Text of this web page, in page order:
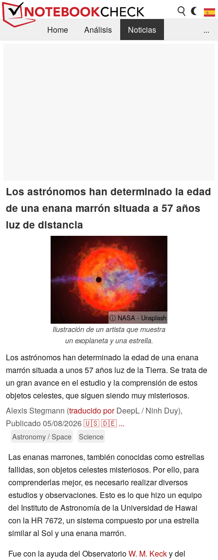
Home Análisis
Noticias
...
Los astrónomos han determinado la edad
de una enana marrón situada a 57 años
luz de distancia
ⓘ NASA - Unsplash
Ilustración de un artista que muestra
un exoplaneta y una estrella.
Los astrónomos han determinado la edad de una enana
marrón situada a unos 57 años luz de la Tierra. Se trata de
un gran avance en el estudio y la comprensión de estos
objetos celestes, que siguen siendo muy misteriosos.
Alexis Stegmann (traducido porDeepL / Ninh Duy),
Publicado 05/08/2026🇺🇸🇩🇪 ...
Astronomy / Space Science
Las enanas marrones, también conocidas como estrellas
fallidas, son objetos celestes misteriosos. Por ello, para
comprenderlas mejor, es necesario realizar diversos
estudios y observaciones. Esto es lo que hizo un equipo
del Instituto de Astronomía de la Universidad de Hawai
con la HR 7672, un sistema compuesto por una estrella
similar al Sol y una enana marrón.
Fue con la ayuda del ObservatorioW. M. Kecky del